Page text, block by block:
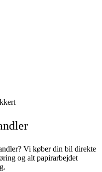
Vi køber din bil direkte
og alt papirarbejdet